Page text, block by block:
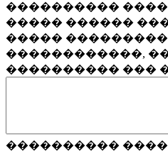
����������
����� ������
�����
������������,
���������� ���
����������